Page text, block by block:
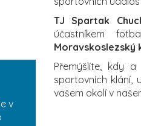
v
TJ Spartak
účastníkem
Moravskoslezský
Přemýšlíte, kdy
sportovních klání,
vašem okolí v